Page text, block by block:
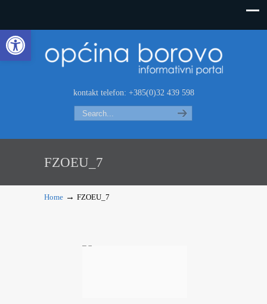
Open toolbar
kontakt telefon: +385(0)32 439 598
FZOEU_7
Home → FZOEU_7